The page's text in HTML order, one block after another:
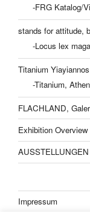
-FRG Katalog/
stands for attitude,
-Locus lex
Titanium
-Titanium,
FLACHLAND,
Exhibition Overview
Impressum